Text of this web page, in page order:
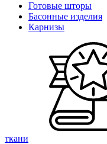
Готовые шторы
Басонные изделия
Карнизы
ткани